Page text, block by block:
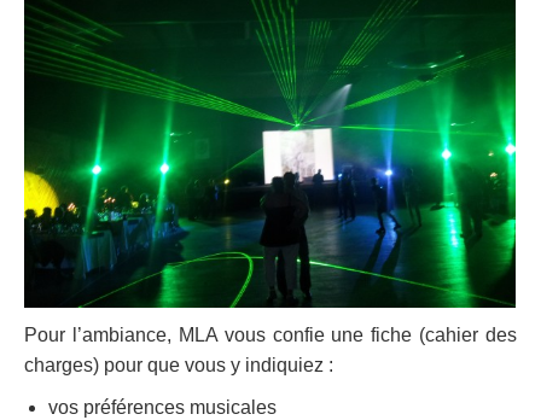
Pour l’ambiance, MLA vous confie une fiche (cahier des
charges) pour que vous y indiquiez :
vos préférences musicales